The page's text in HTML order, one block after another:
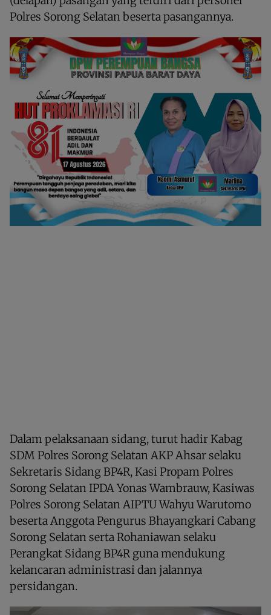
Polres Sorong Selatan beserta pasangannya.
Dalam pelaksanaan sidang, turut hadir Kabag
SDM Polres Sorong Selatan AKP Ahsar selaku
Sekretaris Sidang BP4R, Kasi Propam Polres
Sorong Selatan IPDA Yonas Wambrauw, Kasiwas
Polres Sorong Selatan AIPTU Wahyu Warutomo
beserta Anggota Pengurus Bhayangkari Cabang
Sorong Selatan serta Rohaniawan selaku
Perangkat Sidang BP4R guna mendukung
kelancaran administrasi dan jalannya
persidangan.